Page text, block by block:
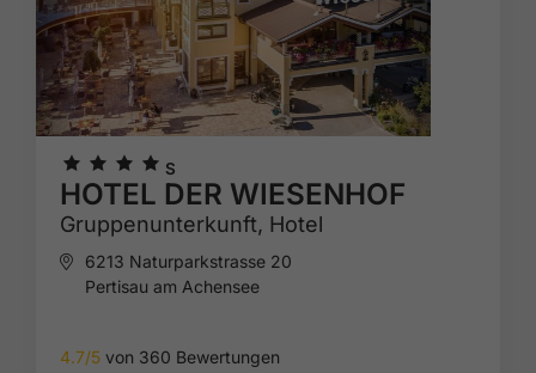
🞙 🞙 🞙 🞙S
HOTEL DER WIESENHOF
Gruppenunterkunft, Hotel
6213 Naturparkstrasse 20
Pertisau am Achensee
4.7/5 von 360 Bewertungen